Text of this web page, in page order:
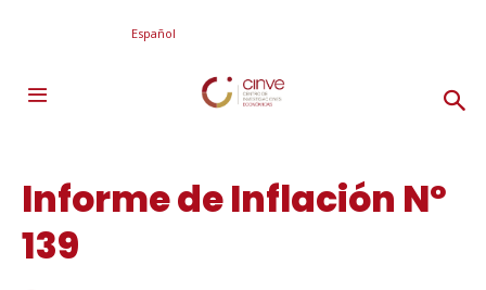
Español
Informe de Inflación Nº
139